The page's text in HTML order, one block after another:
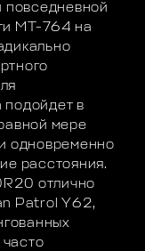
повседневной
МТ-764 на
подойдет в
мере
одновременно
расстояния.
отлично
Patrol Y62,